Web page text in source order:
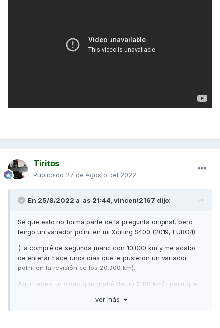
Tiritos
Publicado 27 de Agosto del 2022
En 25/8/2022 a las 21:44, vincent2167 dijo:
Sé que esto no forma parte de la pregunta original, pero
tengo un variador polini en mi Xciting S400 (2019, EURO4).
(La compré de segunda mano con 10.000 km y me acabo
de enterar hace unos días que le pusieron un variador
polini en la revisión de los 20.000 km).
Aquí tienes un vídeo que grabé de un 0-80 km/h para que
https://www.youtube.com/watch?v=2tZ7A_Cm3v0
Ver más